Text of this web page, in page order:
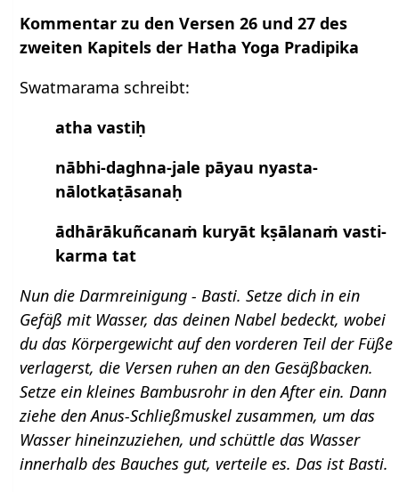
Kommentar zu den Versen 26 und 27 des
zweiten Kapitels der Hatha Yoga Pradipika
Swatmarama schreibt:
atha vastiḥ
nābhi-daghna-jale pāyau nyasta-
nālotkaṭāsanaḥ
ādhārākuñcanaṁ kuryāt kṣālanaṁ vasti-
karma tat
Nun die Darmreinigung - Basti. Setze dich in ein
Gefäß mit Wasser, das deinen Nabel bedeckt, wobei
du das Körpergewicht auf den vorderen Teil der Füße
verlagerst, die Versen ruhen an den Gesäßbacken.
Setze ein kleines Bambusrohr in den After ein. Dann
ziehe den Anus-Schließmuskel zusammen, um das
Wasser hineinzuziehen, und schüttle das Wasser
innerhalb des Bauches gut, verteile es. Das ist Basti.